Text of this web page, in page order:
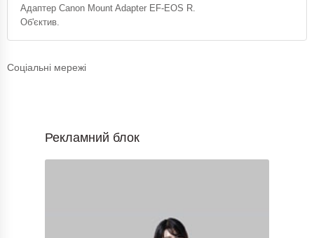
Адаптер Canon Mount Adapter EF-EOS R.
Об'єктив.
Соціальні мережі
Рекламний блок